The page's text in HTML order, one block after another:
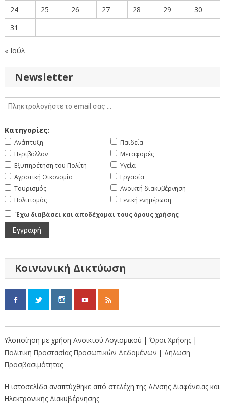
24
25 26 27 28 29
30
31
« Ιούλ
Newsletter
Κατηγορίες:
Ανάπτυξη
Περιβάλλον
Εξυπηρέτηση του Πολίτη
Αγροτική Οικονομία
Τουρισμός
Πολιτισμός
Παιδεία
Μεταφορές
Υγεία
Εργασία
Ανοικτή διακυβέρνηση
Γενική ενημέρωση
Έχω διαβάσει και αποδέχομαι τους όρους χρήσης
Κοινωνική Δικτύωση
Υλοποίηση με χρήση Ανοικτού Λογισμικού | Όροι Χρήσης |
Πολιτική Προστασίας Προσωπικών Δεδομένων | Δήλωση
Προσβασιμότητας
Η ιστοσελίδα αναπτύχθηκε από στελέχη της Δ/νσης Διαφάνειας και
Ηλεκτρονικής Διακυβέρνησης